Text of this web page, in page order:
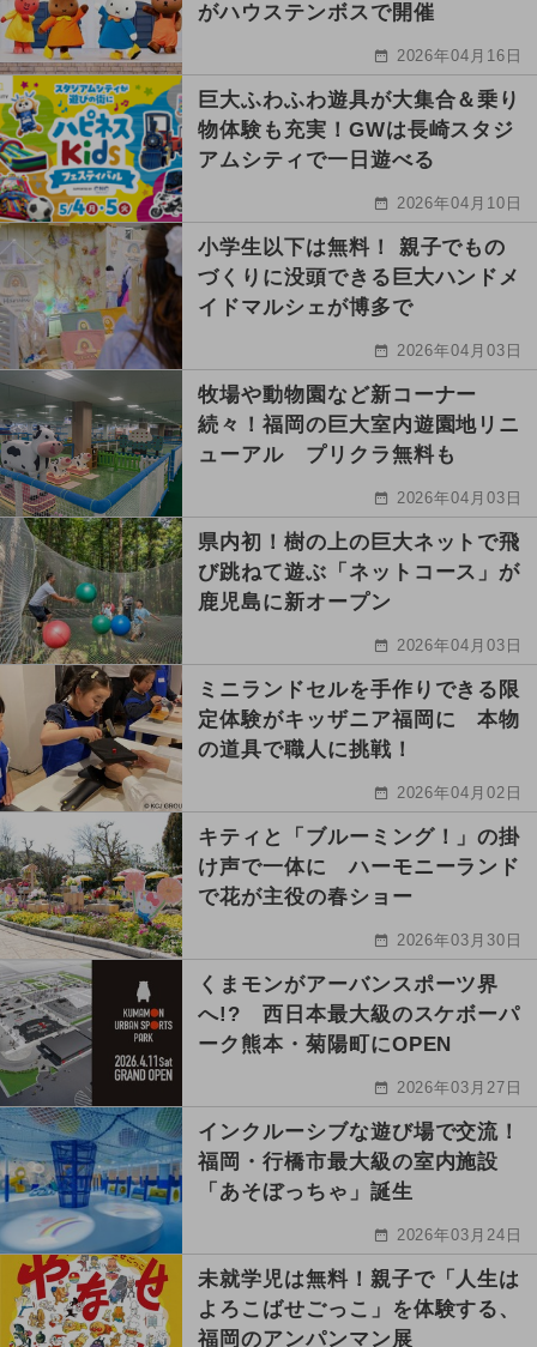
がハウステンボスで開催
2026年04月16日
巨大ふわふわ遊具が大集合＆乗り
物体験も充実！GWは長崎スタジ
アムシティで一日遊べる
2026年04月10日
小学生以下は無料！ 親子でもの
づくりに没頭できる巨大ハンドメ
イドマルシェが博多で
2026年04月03日
牧場や動物園など新コーナー
続々！福岡の巨大室内遊園地リニ
ューアル プリクラ無料も
2026年04月03日
県内初！樹の上の巨大ネットで飛
び跳ねて遊ぶ「ネットコース」が
鹿児島に新オープン
2026年04月03日
ミニランドセルを手作りできる限
定体験がキッザニア福岡に 本物
の道具で職人に挑戦！
2026年04月02日
キティと「ブルーミング！」の掛
け声で一体に ハーモニーランド
で花が主役の春ショー
2026年03月30日
くまモンがアーバンスポーツ界
へ!? 西日本最大級のスケボーパ
ーク熊本・菊陽町にOPEN
2026年03月27日
インクルーシブな遊び場で交流！
福岡・行橋市最大級の室内施設
「あそぼっちゃ」誕生
2026年03月24日
未就学児は無料！親子で「人生は
よろこばせごっこ」を体験する、
福岡のアンパンマン展